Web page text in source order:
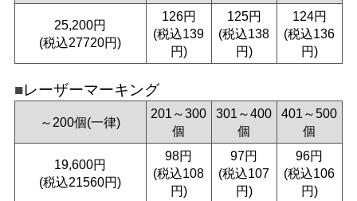
25,200円
(税込27720円)
126円
(税込139
円)
125円
(税込138
円)
124円
(税込136
円)
レーザーマーキング
～200個(一律)
201～300
個
301～400
個
401～500
個
19,600円
(税込21560円)
98円
(税込108
円)
97円
(税込107
円)
96円
(税込106
円)